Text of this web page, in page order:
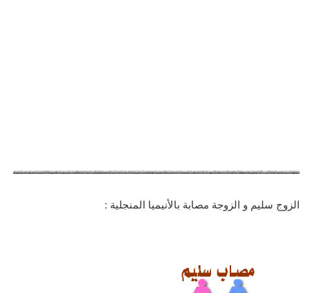
الزوج سليم و الزوجة مصابة بالأنيميا المنجلية :